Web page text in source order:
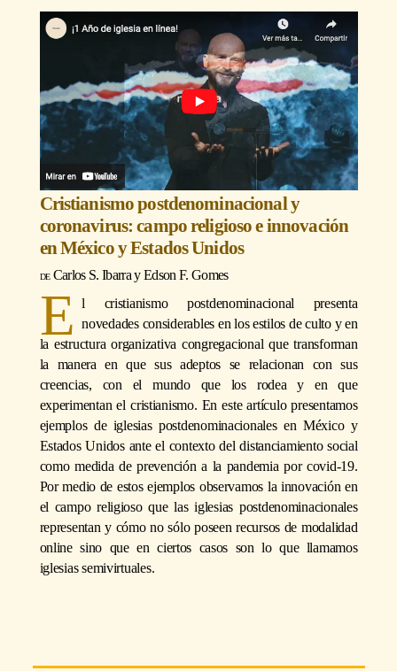
Cristianismo postdenominacional y
coronavirus: campo religioso e innovación
en México y Estados Unidos
Carlos S. IbarrayEdson F. Gomes
E
l cristianismo postdenominacional presenta
novedades considerables en los estilos de culto y en
la estructura organizativa congregacional que transforman
la manera en que sus adeptos se relacionan con sus
creencias, con el mundo que los rodea y en que
experimentan el cristianismo. En este artículo presentamos
ejemplos de iglesias postdenominacionales en México y
Estados Unidos ante el contexto del distanciamiento social
como medida de prevención a la pandemia por covid-19.
Por medio de estos ejemplos observamos la innovación en
el campo religioso que las iglesias postdenominacionales
representan y cómo no sólo poseen recursos de modalidad
online sino que en ciertos casos son lo que llamamos
iglesias semivirtuales.